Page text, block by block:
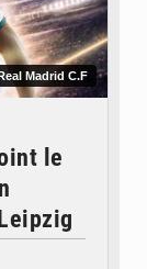
Madrid C.F
le